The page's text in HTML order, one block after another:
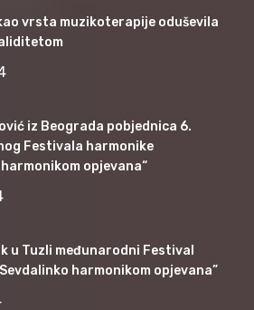
vrsta muzikoterapije oduševila
iz Beograda pobjednica 6.
Festivala harmonike
opjevana“
u Tuzli međunarodni Festival
harmonikom opjevana”